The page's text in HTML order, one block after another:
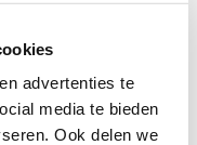
advertenties te
media te bieden
Ook delen we